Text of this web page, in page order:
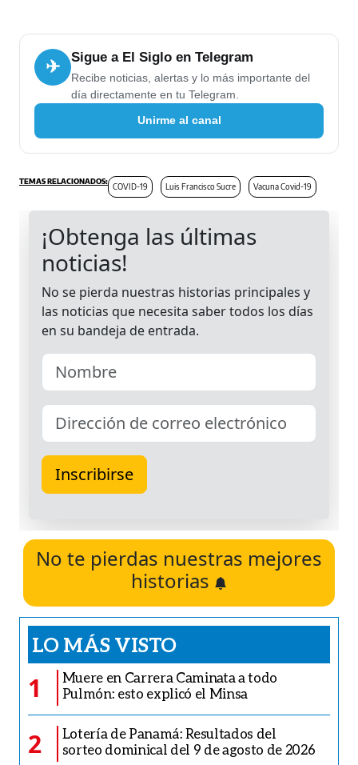
✈ Sigue a El Siglo en Telegram
Recibe noticias, alertas y lo más importante del
día directamente en tu Telegram.
Unirme al canal
COVID-19 Luis Francisco Sucre Vacuna Covid-19
No te pierdas nuestras mejores
historias
LO MÁS VISTO
1
Muere en Carrera Caminata a todo
Pulmón: esto explicó el Minsa
2
Lotería de Panamá: Resultados del
sorteo dominical del 9 de agosto de 2026